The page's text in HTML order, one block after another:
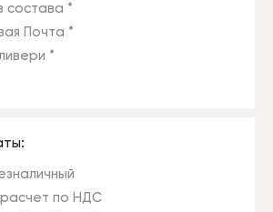
состава *
Почта *
*
расчет по НДС